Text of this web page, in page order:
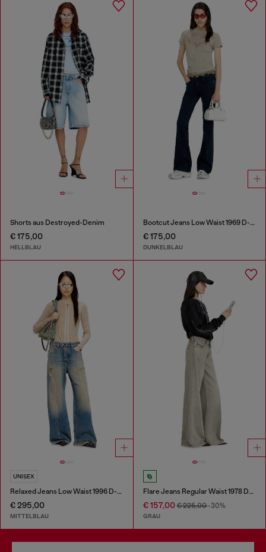
Shorts aus Destroyed-Denim
€ 175,00
HELLBLAU
Bootcut Jeans Low Waist 1969 D-Ebbey
€ 175,00
DUNKELBLAU
UNISEX
Relaxed Jeans Low Waist 1996 D-Sire
€ 295,00
MITTELBLAU
Flare Jeans Regular Waist 1978 D-Akemi
€ 157,00€ 225,00-30%
GRAU